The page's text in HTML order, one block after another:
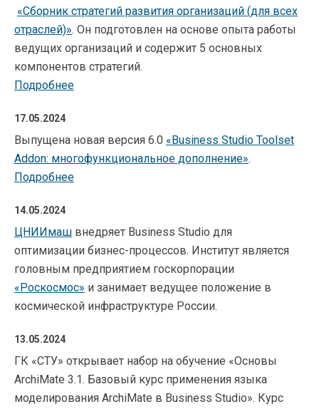
«Сборник стратегий развития организаций (для всех
отраслей)». Он подготовлен на основе опыта работы
ведущих организаций и содержит 5 основных
компонентов стратегий.
Подробнее
17.05.2024
Выпущена новая версия 6.0 «Business Studio Toolset
Addon: многофункциональное дополнение».
Подробнее
14.05.2024
ЦНИИмаш внедряет Business Studio для
оптимизации бизнес-процессов. Институт является
головным предприятием госкорпорации
«Роскосмос» и занимает ведущее положение в
космической инфраструктуре России.
13.05.2024
ГК «СТУ» открывает набор на обучение «Основы
ArchiMate 3.1. Базовый курс применения языка
моделирования ArchiMate в Business Studio». Курс